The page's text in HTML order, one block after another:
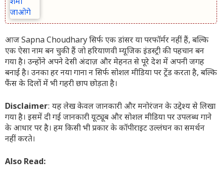
आज Sapna Choudhary सिर्फ एक डांसर या परफॉर्मर नहीं हैं, बल्कि
एक ऐसा नाम बन चुकी हैं जो हरियाणवी म्यूजिक इंडस्ट्री की पहचान बन
गया है। उन्होंने अपने देसी अंदाज़ और मेहनत से पूरे देश में अपनी जगह
बनाई है। उनका हर नया गाना न सिर्फ सोशल मीडिया पर ट्रेंड करता है, बल्कि
फैंस के दिलों में भी गहरी छाप छोड़ता है।
Disclaimer: यह लेख केवल जानकारी और मनोरंजन के उद्देश्य से लिखा
गया है। इसमें दी गई जानकारी यूट्यूब और सोशल मीडिया पर उपलब्ध गाने
के आधार पर है। हम किसी भी प्रकार के कॉपीराइट उल्लंघन का समर्थन
नहीं करते।
Also Read: